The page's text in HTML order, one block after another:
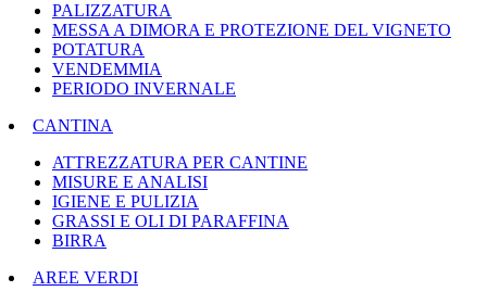
PALIZZATURA
MESSA A DIMORA E PROTEZIONE DEL VIGNETO
POTATURA
VENDEMMIA
PERIODO INVERNALE
CANTINA
ATTREZZATURA PER CANTINE
MISURE E ANALISI
IGIENE E PULIZIA
GRASSI E OLI DI PARAFFINA
BIRRA
AREE VERDI